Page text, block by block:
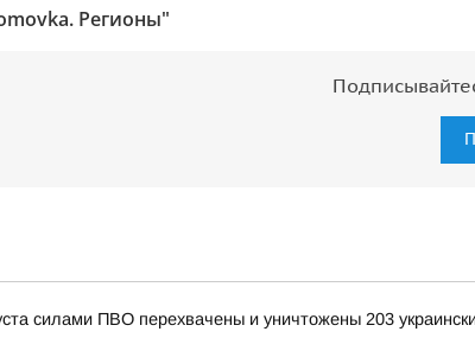
Регионы"
силами ПВО перехвачены и уничтожены 203